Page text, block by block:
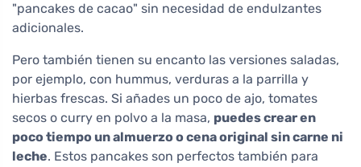
"pancakes de cacao" sin necesidad de endulzantes
adicionales.
Pero también tienen su encanto las versiones saladas,
por ejemplo, con hummus, verduras a la parrilla y
hierbas frescas. Si añades un poco de ajo, tomates
secos o curry en polvo a la masa, puedes crear en
poco tiempo un almuerzo o cena original sin carne ni
leche. Estos pancakes son perfectos también para